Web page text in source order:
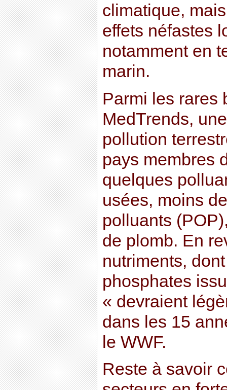
climatique,
effets néfastes
notamment en
marin.
Parmi les rares
MedTrends,
pollution
pays membres
quelques
usées, moins
polluants
de plomb. En
nutriments,
phosphates
« devraient
dans les 15
le WWF.
Reste à savoir